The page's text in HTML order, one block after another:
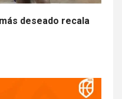
deseado recala